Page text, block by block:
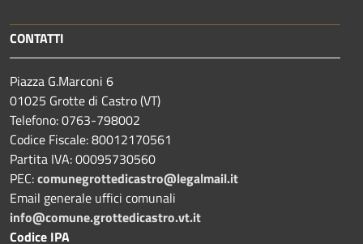
CONTATTI
Piazza G.Marconi 6
01025 Grotte di Castro (VT)
Telefono: 0763-798002
Codice Fiscale: 80012170561
Partita IVA: 00095730560
PEC:comunegrottedicastro@legalmail.it
Email generale uffici comunali
info@comune.grottedicastro.vt.it
Codice IPA